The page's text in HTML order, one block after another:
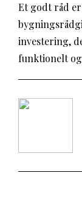
Et godt råd
investering,
funktionelt